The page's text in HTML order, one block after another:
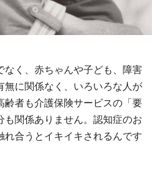
なく、赤ちゃんや子ども、障害
無に関係なく、いろいろな人が
齢者も介護保険サービスの「要
も関係ありません。認知症のお
れ合うとイキイキされるんです